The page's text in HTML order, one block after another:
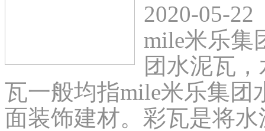
2020-05-22
mile米乐集
团水泥瓦
瓦一般均指mile米乐集团
面装饰建材。彩瓦是将